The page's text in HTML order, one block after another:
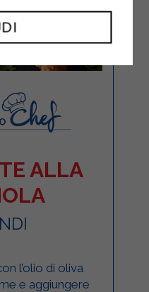
ALLA
l’olio di oliva
e aggiungere